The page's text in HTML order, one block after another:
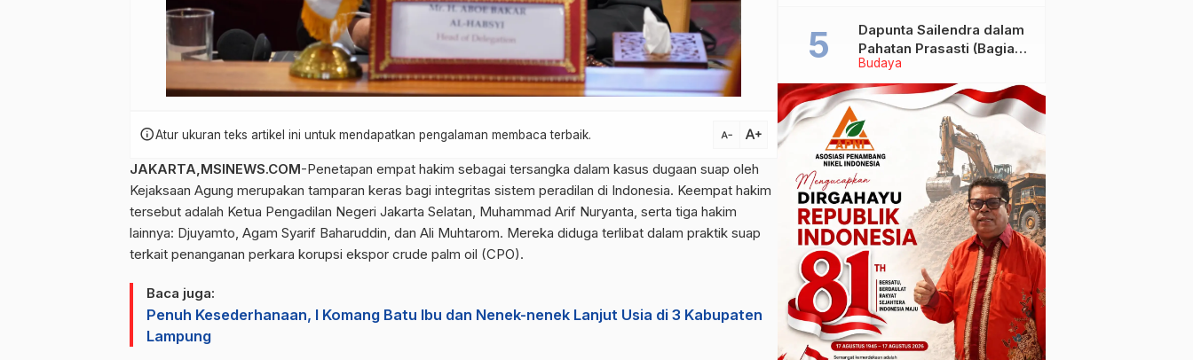
infoAtur ukuran teks artikel ini untuk mendapatkan pengalaman membaca terbaik. text_decrease text_increase
JAKARTA,MSINEWS.COM-Penetapan empat hakim sebagai tersangka dalam kasus dugaan suap oleh
Kejaksaan Agung merupakan tamparan keras bagi integritas sistem peradilan di Indonesia. Keempat hakim
tersebut adalah Ketua Pengadilan Negeri Jakarta Selatan, Muhammad Arif Nuryanta, serta tiga hakim
lainnya: Djuyamto, Agam Syarif Baharuddin, dan Ali Muhtarom. Mereka diduga terlibat dalam praktik suap
terkait penanganan perkara korupsi ekspor crude palm oil (CPO).
Baca juga:
Penuh Kesederhanaan, I Komang Batu Ibu dan Nenek-nenek Lanjut Usia di 3 Kabupaten
Lampung
Budaya
Dapunta Sailendra dalam
Pahatan Prasasti (Bagian
1)